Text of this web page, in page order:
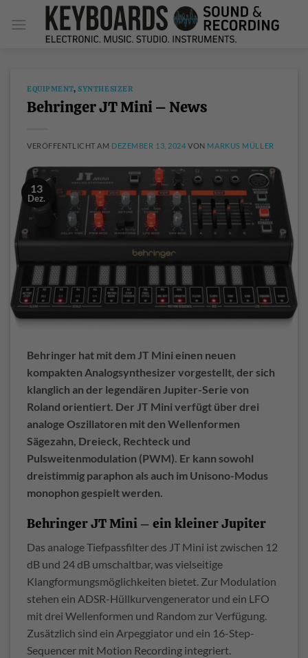
Inhalt
EQUIPMENT,SYNTHESIZER
Behringer JT Mini – News
VERÖFFENTLICHT AM DEZEMBER 13, 2024 VON MARKUS MÜLLER
13
Dez.
Behringer hat mit dem JT Mini einen neuen
kompakten Analogsynthesizer vorgestellt, der sich
klanglich an der legendären Jupiter-Serie von
Roland orientiert. Der JT Mini verfügt über drei
analoge Oszillatoren mit den Wellenformen
Sägezahn, Dreieck, Rechteck und
Pulsweitenmodulation (PWM). Er kann sowohl
dreistimmig paraphon als auch im Unisono-Modus
monophon gespielt werden.
Behringer JT Mini – ein kleiner Jupiter
Das analoge Tiefpassfilter des JT Mini ist zwischen 12
dB und 24 dB umschaltbar, was vielseitige
Klangformungsmöglichkeiten bietet. Zur Modulation
stehen ein ADSR-Hüllkurvengenerator und ein LFO
mit drei Wellenformen und Random zur Verfügung.
Zusätzlich sind ein Arpeggiator und ein 16-Step-
Sequencer mit Motion Recording integriert.